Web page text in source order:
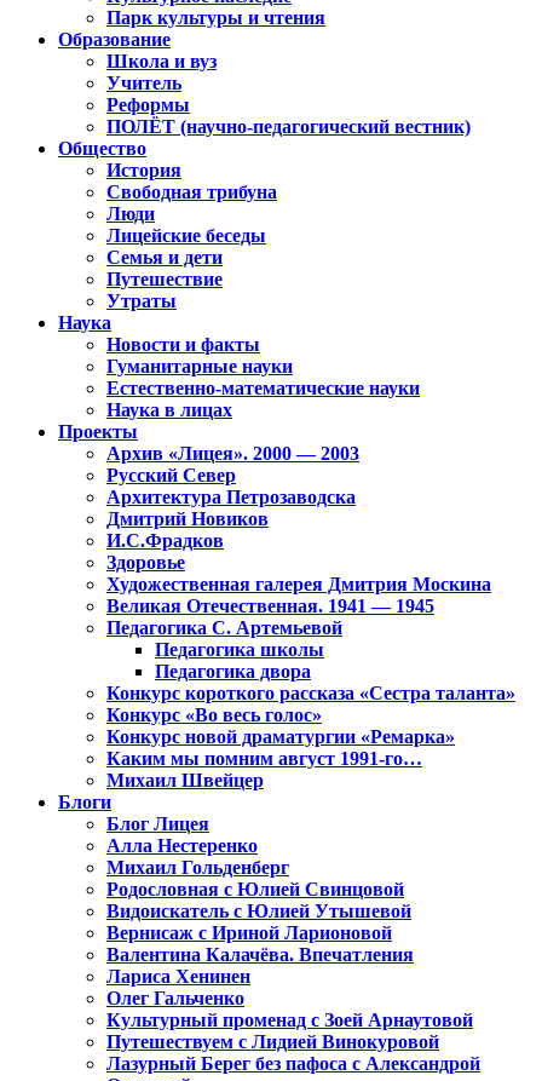
Парк культуры и чтения
Образование
Школа и вуз
Учитель
Реформы
ПОЛЁТ (научно-педагогический вестник)
Общество
История
Свободная трибуна
Люди
Лицейские беседы
Семья и дети
Путешествие
Утраты
Наука
Новости и факты
Гуманитарные науки
Естественно-математические науки
Наука в лицах
Проекты
Архив «Лицея». 2000 — 2003
Русский Север
Архитектура Петрозаводска
Дмитрий Новиков
И.С.Фрадков
Здоровье
Художественная галерея Дмитрия Москина
Великая Отечественная. 1941 — 1945
Педагогика С. Артемьевой
Педагогика школы
Педагогика двора
Конкурс короткого рассказа «Сестра таланта»
Конкурс «Во весь голос»
Конкурс новой драматургии «Ремарка»
Каким мы помним август 1991-го…
Михаил Швейцер
Блоги
Блог Лицея
Алла Нестеренко
Михаил Гольденберг
Родословная с Юлией Свинцовой
Видоискатель с Юлией Утышевой
Вернисаж с Ириной Ларионовой
Валентина Калачёва. Впечатления
Лариса Хенинен
Олег Гальченко
Культурный променад с Зоей Арнаутовой
Путешествуем с Лидией Винокуровой
Лазурный Берег без пафоса с Александрой